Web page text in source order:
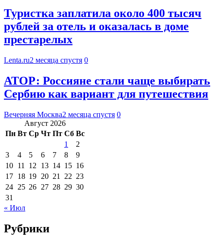
Туристка заплатила около 400 тысяч
рублей за отель и оказалась в доме
престарелых
Lenta.ru2 месяца спустя 0
АТОР: Россияне стали чаще выбирать
Сербию как вариант для путешествия
Вечерняя Москва2 месяца спустя 0
Август 2026
Пн Вт Ср Чт Пт Сб Вс
1
2
3
4 5 6 7 8
9
10 11 12 13 14 15 16
17 18 19 20 21 22 23
24 25 26 27 28 29 30
31
« Июл
Рубрики